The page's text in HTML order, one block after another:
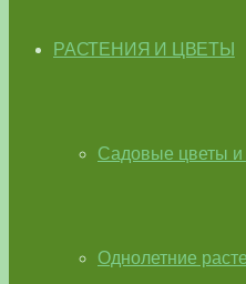
РАСТЕНИЯ И ЦВЕТЫ
Садовые цветы и
Однолетние